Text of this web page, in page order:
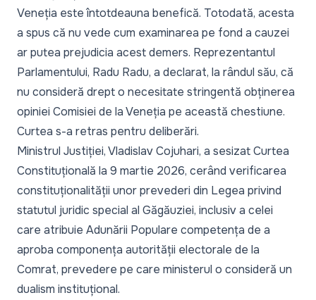
Veneția este întotdeauna benefică. Totodată, acesta
a spus că nu vede cum examinarea pe fond a cauzei
ar putea prejudicia acest demers. Reprezentantul
Parlamentului, Radu Radu, a declarat, la rândul său, că
nu consideră drept o necesitate stringentă obținerea
opiniei Comisiei de la Veneția pe această chestiune.
Curtea s-a retras pentru deliberări.
Ministrul Justiției, Vladislav Cojuhari, a sesizat Curtea
Constituțională la 9 martie 2026, cerând verificarea
constituționalității unor prevederi din Legea privind
statutul juridic special al Găgăuziei, inclusiv a celei
care atribuie Adunării Populare competența de a
aproba componența autorității electorale de la
Comrat, prevedere pe care ministerul o consideră un
dualism instituțional.